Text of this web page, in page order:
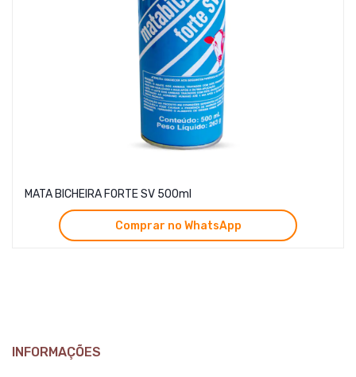
MATA BICHEIRA FORTE SV 500ml
Comprar no WhatsApp
INFORMAÇÕES